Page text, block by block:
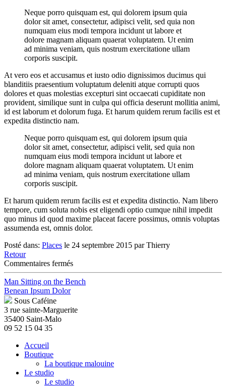
Neque porro quisquam est, qui dolorem ipsum quia
dolor sit amet, consectetur, adipisci velit, sed quia non
numquam eius modi tempora incidunt ut labore et
dolore magnam aliquam quaerat voluptatem. Ut enim
ad minima veniam, quis nostrum exercitatione ullam
corporis suscipit.
At vero eos et accusamus et iusto odio dignissimos ducimus qui
blanditiis praesentium voluptatum deleniti atque corrupti quos
dolores et quas molestias excepturi sint occaecati cupiditate non
provident, similique sunt in culpa qui officia deserunt mollitia animi,
id est laborum et dolorum fuga. Et harum quidem rerum facilis est et
expedita distinctio nam.
Neque porro quisquam est, qui dolorem ipsum quia
dolor sit amet, consectetur, adipisci velit, sed quia non
numquam eius modi tempora incidunt ut labore et
dolore magnam aliquam quaerat voluptatem. Ut enim
ad minima veniam, quis nostrum exercitatione ullam
corporis suscipit.
Et harum quidem rerum facilis est et expedita distinctio. Nam libero
tempore, cum soluta nobis est eligendi optio cumque nihil impedit
quo minus id quod maxime placeat facere possimus, omnis voluptas
assumenda est, omnis dolor.
Posté dans: Places le 24 septembre 2015 par Thierry
Retour
Commentaires ferméssur
Sunny
Amsterdam
Man Sitting on the Bench
Benean Ipsum Dolor
Sous Caféine
3 rue sainte-Marguerite
35400 Saint-Malo
09 52 15 04 35
Accueil
Boutique
La boutique malouine
Le studio
Le studio